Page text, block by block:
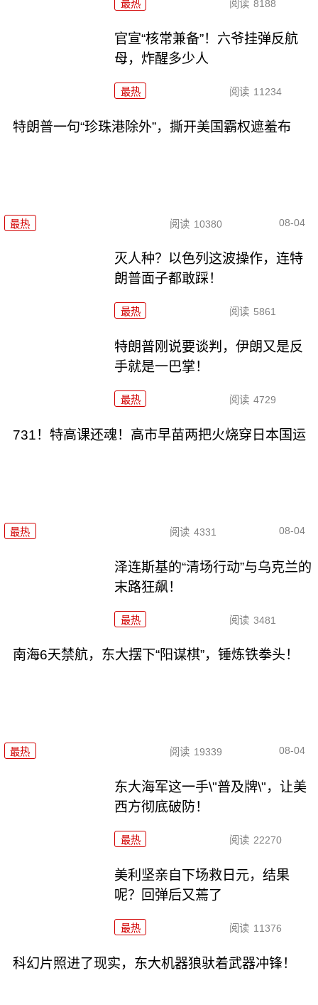
最热 阅读 8188
官宣“核常兼备”！六爷挂弹反航
母，炸醒多少人
最热 阅读 11234
特朗普一句“珍珠港除外”，撕开美国霸权遮羞布
最热 阅读 10380 08-04
灭人种？以色列这波操作，连特
朗普面子都敢踩！
最热 阅读 5861
特朗普刚说要谈判，伊朗又是反
手就是一巴掌！
最热 阅读 4729
731！特高课还魂！高市早苗两把火烧穿日本国运
最热 阅读 4331 08-04
泽连斯基的“清场行动”与乌克兰的
末路狂飙！
最热 阅读 3481
南海6天禁航，东大摆下“阳谋棋”，锤炼铁拳头！
最热 阅读 19339 08-04
东大海军这一手\"普及牌\"，让美
西方彻底破防！
最热 阅读 22270
美利坚亲自下场救日元，结果
呢？回弹后又蔫了
最热 阅读 11376
科幻片照进了现实，东大机器狼驮着武器冲锋！